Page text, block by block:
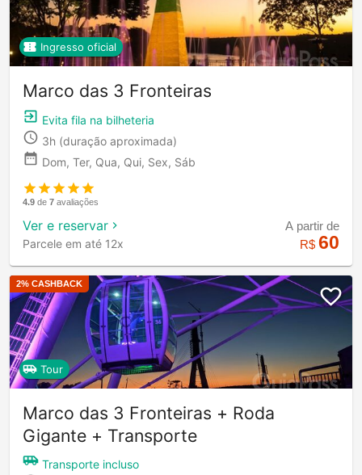
Ingresso oficial
Marco das 3 Fronteiras
Evita fila na bilheteria
3h (duração aproximada)
Dom, Ter, Qua, Qui, Sex, Sáb
4.9 de 7 avaliações
Ver e reservar
Parcele em até 12x
A partir de
R$ 60
2% CASHBACK
Tour
Marco das 3 Fronteiras + Roda
Gigante + Transporte
Transporte incluso